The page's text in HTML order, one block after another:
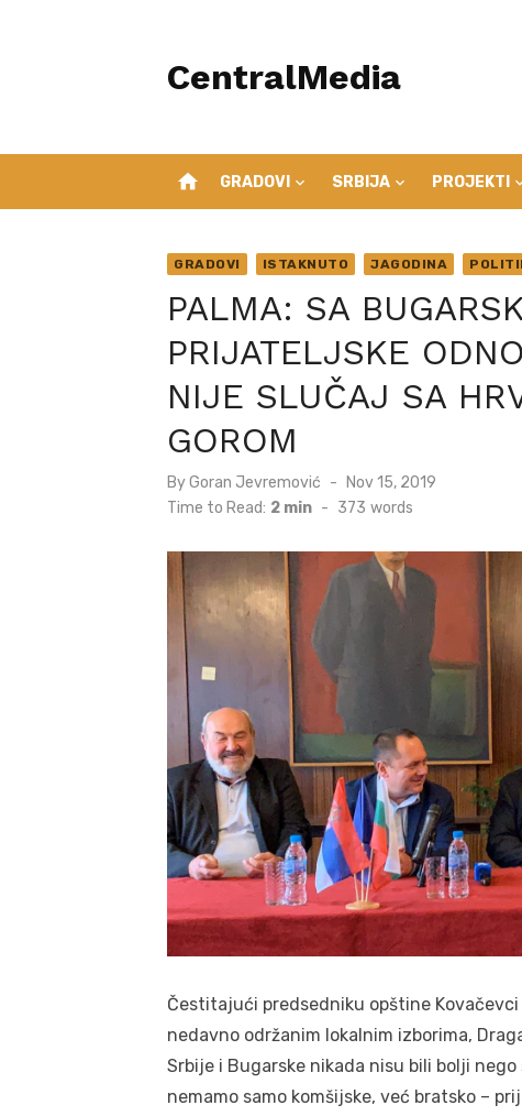
CentralMedia
home GRADOVI SRBIJA PROJEKTI
GRADOVI ISTAKNUTO JAGODINA
PALMA: SA
PRIJATELJSKE
NIJE SLUČAJ SA
GOROM
ByGoran Jevremović
Posted
on
Nov 15, 2019
Time to Read: 2 min - 373 words
Čestitajući predsedniku opštine
nedavno održanim lokalnim izborima,
Srbije i Bugarske nikada nisu bili bolji
nemamo samo komšijske, već bratsko –